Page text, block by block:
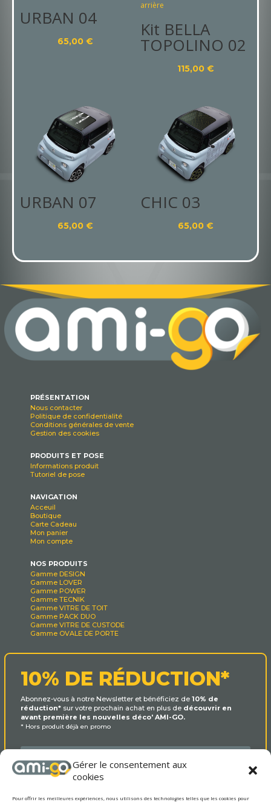
Gérer le consentement aux
cookies
Pour offrir les meilleures expériences, nous utilisons des technologies telles que les cookies pour
URBAN 04
65,00€
Kit BELLA
TOPOLINO 02
115,00 €
URBAN 07
65,00€
CHIC 03
65,00 €
PRÉSENTATION
Nous contacter
Politique de confidentialité
Conditions générales de vente
Gestion des cookies
PRODUITS ET POSE
Informations produit
Tutoriel de pose
NAVIGATION
Acceuil
Boutique
Carte Cadeau
Mon panier
Mon compte
NOS PRODUITS
Gamme DESIGN
Gamme LOVER
Gamme POWER
Gamme TECNIK
Gamme VITRE DE TOIT
Gamme PACK DUO
Gamme VITRE DE CUSTODE
Gamme OVALE DE PORTE
10% DE RÉDUCTION*
Abonnez-vous à notre Newsletter et bénéficiez de 10% de
réduction*sur votre prochain achat en plus de découvrir en
avant première les nouvelles déco' AMI-GO.
* Hors produit déjà en promo